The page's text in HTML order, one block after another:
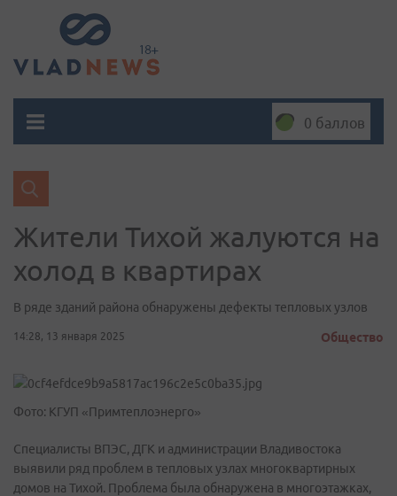
0 баллов
Жители Тихой жалуются на
холод в квартирах
В ряде зданий района обнаружены дефекты тепловых узлов
14:28, 13 января 2025 Общество
Фото: КГУП «Примтеплоэнерго»
Специалисты ВПЭС, ДГК и администрации Владивостока
выявили ряд проблем в тепловых узлах многоквартирных
домов на Тихой. Проблема была обнаружена в многоэтажках,